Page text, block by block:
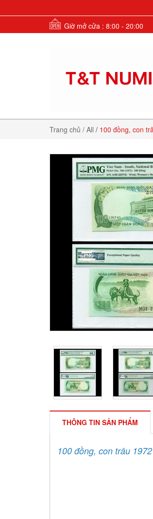
Giờ mở cửa : 8:00 - 20:00
Trang chủ / All / 100 đồng, con
THÔNG TIN SẢN PHẨM
100 đồng, con trâu